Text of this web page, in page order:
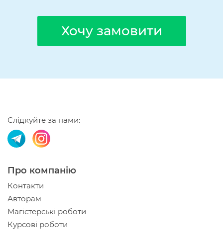
Хочу замовити
Слідкуйте за нами:
Про компанію
Контакти
Авторам
Магістерські роботи
Курсові роботи